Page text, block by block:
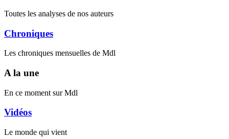
Toutes les analyses de nos auteurs
Chroniques
Les chroniques mensuelles de Mdl
A la une
En ce moment sur Mdl
Vidéos
Le monde qui vient